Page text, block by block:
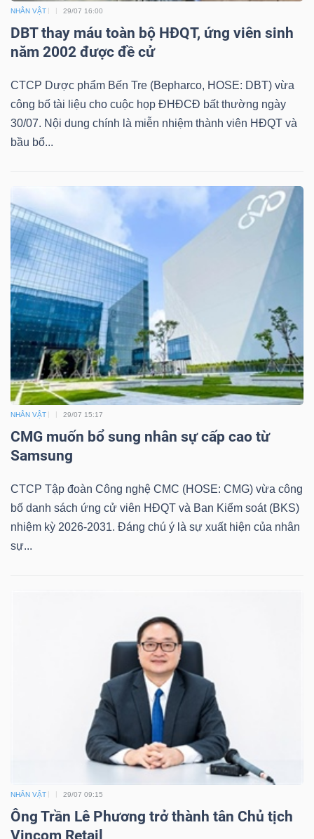
NHÂN VẬT 29/07 16:00
DBT thay máu toàn bộ HĐQT, ứng viên sinh
năm 2002 được đề cử
CTCP Dược phẩm Bến Tre (Bepharco, HOSE: DBT) vừa
công bố tài liệu cho cuộc họp ĐHĐCĐ bất thường ngày
30/07. Nội dung chính là miễn nhiệm thành viên HĐQT và
bầu bổ...
NHÂN VẬT 29/07 15:17
CMG muốn bổ sung nhân sự cấp cao từ
Samsung
CTCP Tập đoàn Công nghệ CMC (HOSE: CMG) vừa công
bố danh sách ứng cử viên HĐQT và Ban Kiểm soát (BKS)
nhiệm kỳ 2026-2031. Đáng chú ý là sự xuất hiện của nhân
sự...
NHÂN VẬT 29/07 09:15
Ông Trần Lê Phương trở thành tân Chủ tịch
Vincom Retail